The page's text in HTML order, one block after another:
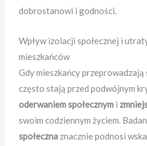
dobrostanowi i godności.
Wpływ izolacji społecznej i
mieszkańców
Gdy mieszkańcy
często stają przed podwójnym
oderwaniem społecznym i
swoim codziennym życiem.
społeczna znacznie podnosi